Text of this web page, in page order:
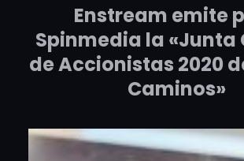
Enstream emite
Spinmedia la «Junta
de Accionistas 2020
Caminos»